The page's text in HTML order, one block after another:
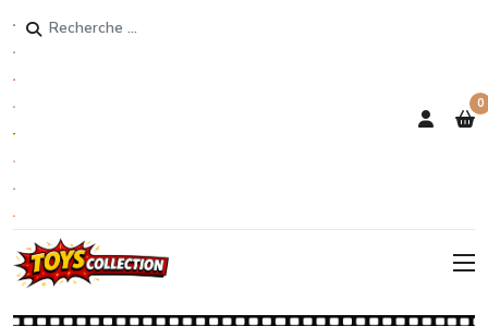
Rechercher
0